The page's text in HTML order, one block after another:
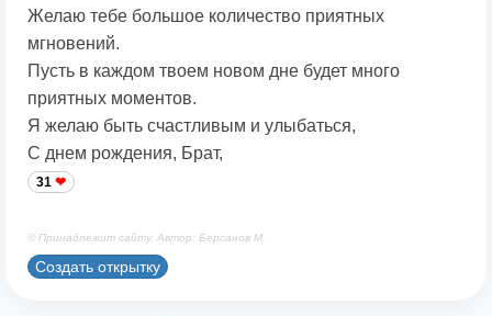
Желаю тебе большое количество приятных
мгновений.
Пусть в каждом твоем новом дне будет много
приятных моментов.
Я желаю быть счастливым и улыбаться,
С днем рождения, Брат,
31
© Принадлежит сайту. Автор: Берсанов М.
Создать открытку